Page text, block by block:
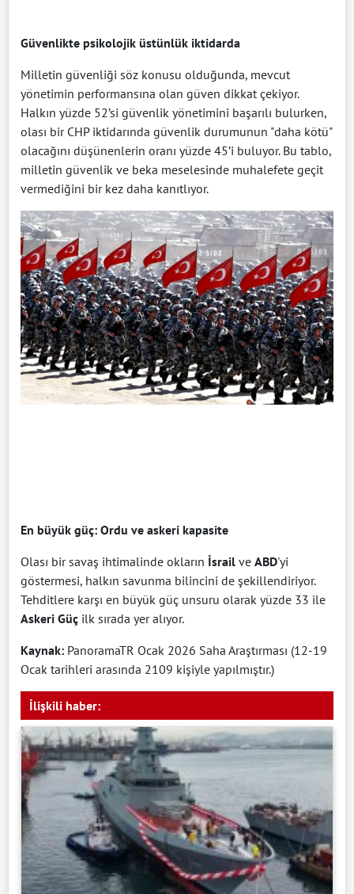
Güvenlikte psikolojik üstünlük iktidarda
Milletin güvenliği söz konusu olduğunda, mevcut
yönetimin performansına olan güven dikkat çekiyor.
Halkın yüzde 52’si güvenlik yönetimini başarılı bulurken,
olası bir CHP iktidarında güvenlik durumunun "daha kötü"
olacağını düşünenlerin oranı yüzde 45’i buluyor. Bu tablo,
milletin güvenlik ve beka meselesinde muhalefete geçit
vermediğini bir kez daha kanıtlıyor.
En büyük güç: Ordu ve askeri kapasite
Olası bir savaş ihtimalinde okların İsrail ve ABD'yi
göstermesi, halkın savunma bilincini de şekillendiriyor.
Tehditlere karşı en büyük güç unsuru olarak yüzde 33 ile
Askeri Güç ilk sırada yer alıyor.
Kaynak: PanoramaTR Ocak 2026 Saha Araştırması (12-19
Ocak tarihleri arasında 2109 kişiyle yapılmıştır.)
İlişkili haber: